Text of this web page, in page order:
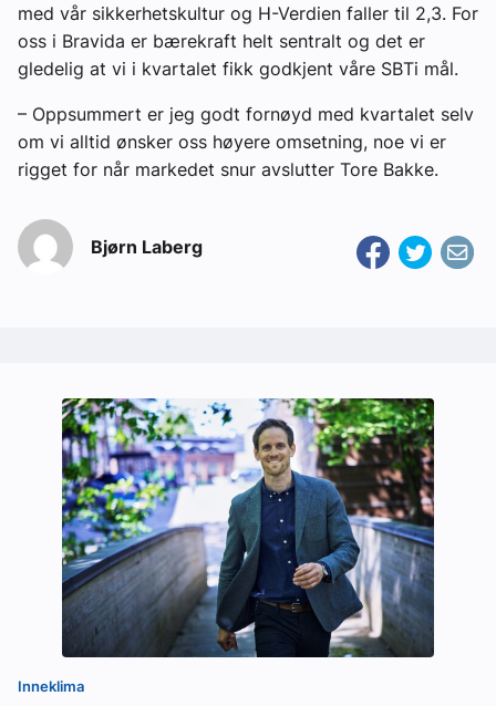
med vår sikkerhetskultur og H-Verdien faller til 2,3. For
oss i Bravida er bærekraft helt sentralt og det er
gledelig at vi i kvartalet fikk godkjent våre SBTi mål.
– Oppsummert er jeg godt fornøyd med kvartalet selv
om vi alltid ønsker oss høyere omsetning, noe vi er
rigget for når markedet snur avslutter Tore Bakke.
Bjørn Laberg
Inneklima